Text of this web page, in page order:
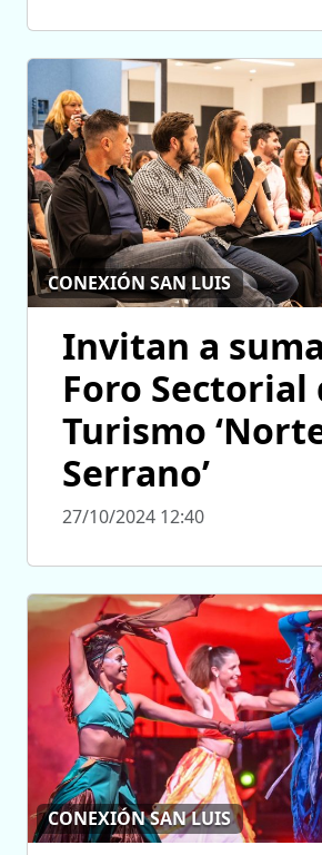
CONEXIÓN SAN LUIS
Invitan a
Foro Sectorial
Turismo
Serrano’
27/10/2024 12:40
CONEXIÓN SAN LUIS